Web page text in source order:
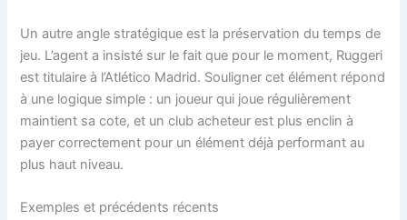
Un autre angle stratégique est la préservation du temps de
jeu. L’agent a insisté sur le fait que pour le moment, Ruggeri
est titulaire à l’Atlético Madrid. Souligner cet élément répond
à une logique simple : un joueur qui joue régulièrement
maintient sa cote, et un club acheteur est plus enclin à
payer correctement pour un élément déjà performant au
plus haut niveau.
Exemples et précédents récents